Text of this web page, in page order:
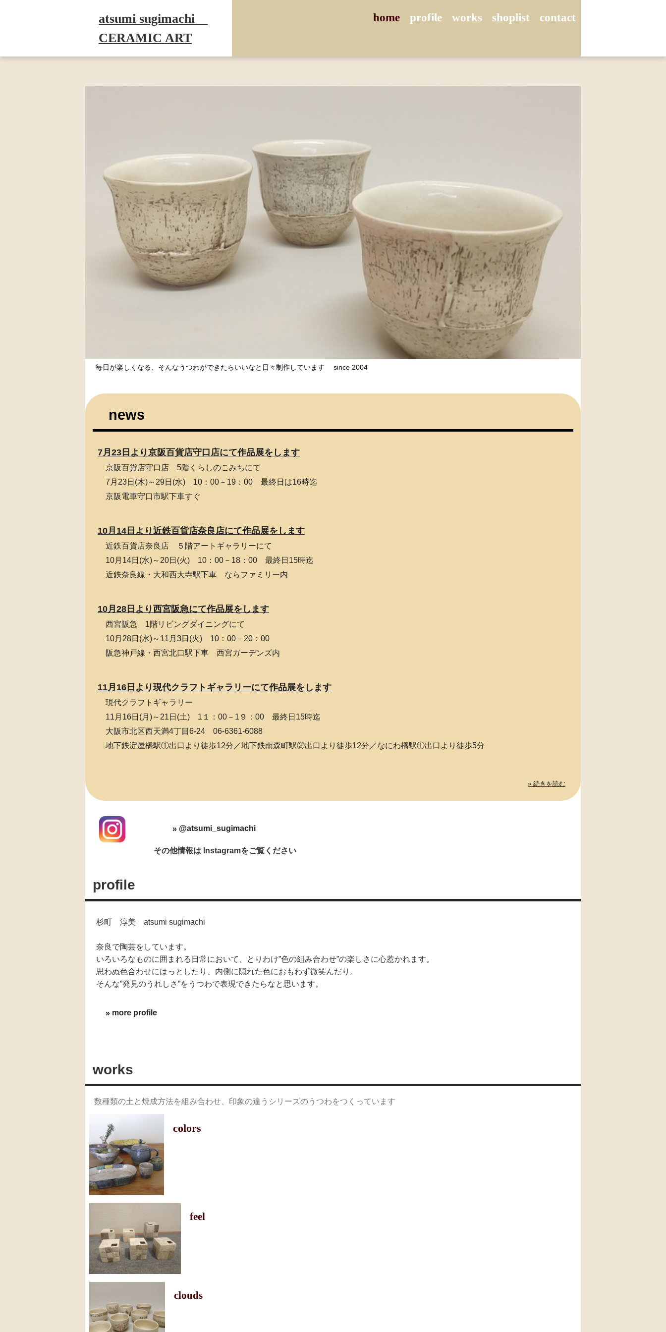
atsumi sugimachi
CERAMIC ART
home profile works shoplist contact
毎日が楽しくなる、そんなうつわができたらいいなと日々制作していますsince 2004
news
7月23日より京阪百貨店守口店にて作品展をします
京阪百貨店守口店 5階くらしのこみちにて
7月23日(木)～29日(水) 10：00－19：00 最終日は16時迄
京阪電車守口市駅下車すぐ
10月14日より近鉄百貨店奈良店にて作品展をします
近鉄百貨店奈良店 ５階アートギャラリーにて
10月14日(水)～20日(火) 10：00－18：00 最終日15時迄
近鉄奈良線・大和西大寺駅下車 ならファミリー内
10月28日より西宮阪急にて作品展をします
西宮阪急 1階リビングダイニングにて
10月28日(水)～11月3日(火) 10：00－20：00
阪急神戸線・西宮北口駅下車 西宮ガーデンズ内
11月16日より現代クラフトギャラリーにて作品展をします
現代クラフトギャラリー
11月16日(月)～21日(土) 1１：00－1９：00 最終日15時迄
大阪市北区西天満4丁目6-24 06-6361-6088
地下鉄淀屋橋駅①出口より徒歩12分／地下鉄南森町駅②出口より徒歩12分／なにわ橋駅①出口より徒歩5分
» 続きを読む
@atsumi_sugimachi
その他情報は Instagramをご覧ください
profile
杉町 淳美 atsumi sugimachi
奈良で陶芸をしています。
いろいろなものに囲まれる日常において、とりわけ”色の組み合わせ”の楽しさに心惹かれます。
思わぬ色合わせにはっとしたり、内側に隠れた色におもわず微笑んだり。
そんな”発見のうれしさ”をうつわで表現できたらなと思います。
more profile
works
数種類の土と焼成方法を組み合わせ、印象の違うシリーズのうつわをつくっています
colors
feel
clouds